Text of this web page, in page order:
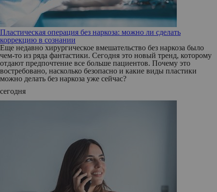
Пластическая операция без наркоза: можно ли сделать
коррекцию в сознании
Еще недавно хирургическое вмешательство без наркоза было
чем-то из ряда фантастики. Сегодня это новый тренд, которому
отдают предпочтение все больше пациентов. Почему это
востребовано, насколько безопасно и какие виды пластики
можно делать без наркоза уже сейчас?
сегодня